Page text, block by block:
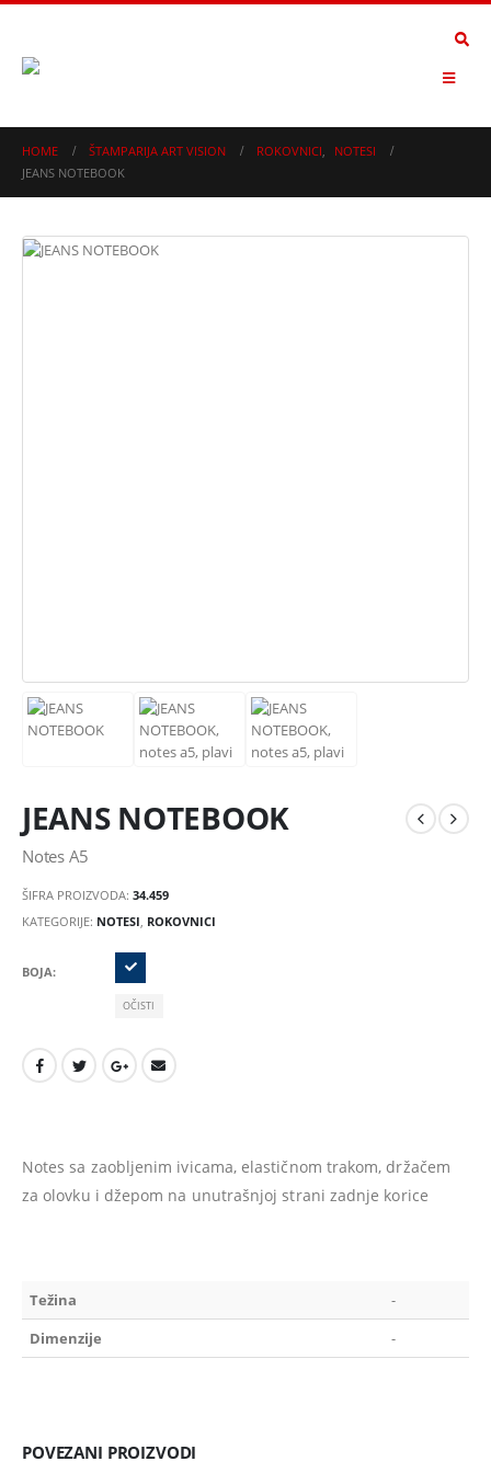
HOME ŠTAMPARIJA ART VISION ROKOVNICI,
NOTESI
JEANS NOTEBOOK
JEANS NOTEBOOK
Notes A5
ŠIFRA PROIZVODA: 34.459
KATEGORIJE: NOTESI ROKOVNICI
BOJA
OČISTI
Notes sa zaobljenim ivicama, elastičnom trakom, držačem
za olovku i džepom na unutrašnjoj strani zadnje korice
Težina
-
Dimenzije
-
POVEZANI PROIZVODI